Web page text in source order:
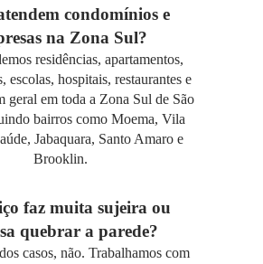
condomínios e
na Zona Sul?
residências, apartamentos,
escolas, hospitais, restaurantes e
geral em toda a Zona Sul de São
bairros como Moema, Vila
Jabaquara, Santo Amaro e
Brooklin.
faz muita sujeira ou
quebrar a parede?
casos, não. Trabalhamos com